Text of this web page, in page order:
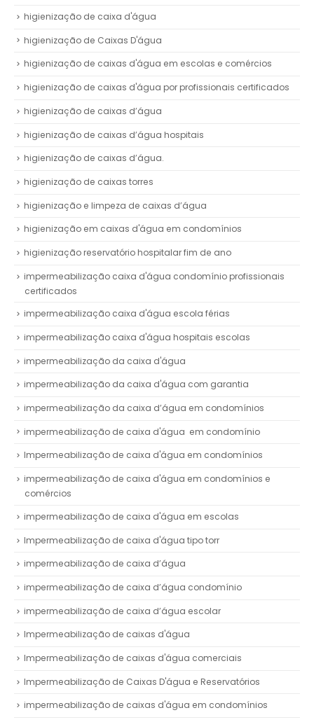
higienização de caixa d'água
higienização de Caixas D'água
higienização de caixas d'água em escolas e comércios
higienização de caixas d'água por profissionais certificados
higienização de caixas d’água
higienização de caixas d’água hospitais
higienização de caixas d’água.
higienização de caixas torres
higienização e limpeza de caixas d’água
higienização em caixas d'água em condomínios
higienização reservatório hospitalar fim de ano
impermeabilização caixa d'água condomínio profissionais
certificados
impermeabilização caixa d'água escola férias
impermeabilização caixa d'água hospitais escolas
impermeabilização da caixa d'água
impermeabilização da caixa d'água com garantia
impermeabilização da caixa d’água em condomínios
impermeabilização de caixa d'água em condomínio
Impermeabilização de caixa d'água em condomínios
impermeabilização de caixa d'água em condomínios e
comércios
impermeabilização de caixa d'água em escolas
Impermeabilização de caixa d'água tipo torr
impermeabilização de caixa d’água
impermeabilização de caixa d’água condomínio
impermeabilização de caixa d’água escolar
Impermeabilização de caixas d'água
Impermeabilização de caixas d'água comerciais
Impermeabilização de Caixas D'água e Reservatórios
impermeabilização de caixas d'água em condomínios